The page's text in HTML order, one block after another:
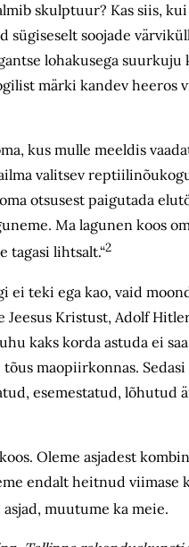
skulptuur? Kas siis,
soojade
lohakusega
märki kandev heeros
kus mulle meeldis
valitsev
otsusest paigutada
Ma lagunen koos
tagasi lihtsalt.“2
ei teki ega kao, vaid
Kristust, Adolf
kaks korda astuda ei
maopiirkonnas.
esemestatud, lõhutud
Oleme asjadest
endalt heitnud viimase
muutume ka meie.